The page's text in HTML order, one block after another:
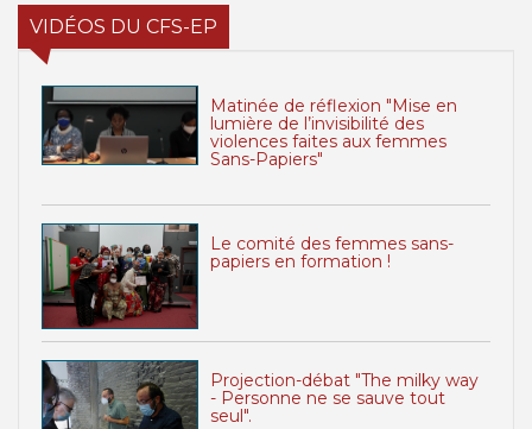
VIDÉOS DU CFS-EP
Matinée de réflexion "Mise en
lumière de l’invisibilité des
violences faites aux femmes
Sans-Papiers"
Le comité des femmes sans-
papiers en formation !
Projection-débat "The milky way
- Personne ne se sauve tout
seul".